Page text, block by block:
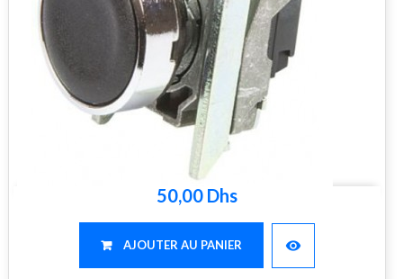
50,00 Dhs
AJOUTER AU PANIER visibility